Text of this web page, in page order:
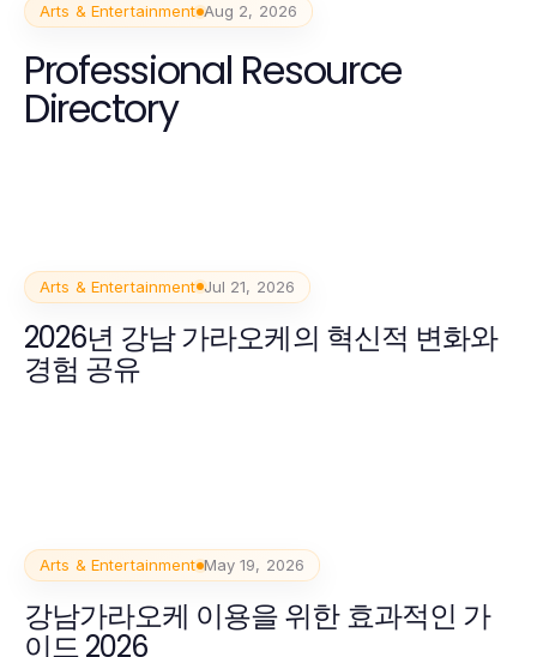
Arts & Entertainment Aug 2, 2026
Professional Resource
Directory
Arts & Entertainment Jul 21, 2026
2026년 강남 가라오케의 혁신적 변화와
경험 공유
Arts & Entertainment May 19, 2026
강남가라오케 이용을 위한 효과적인 가
이드 2026